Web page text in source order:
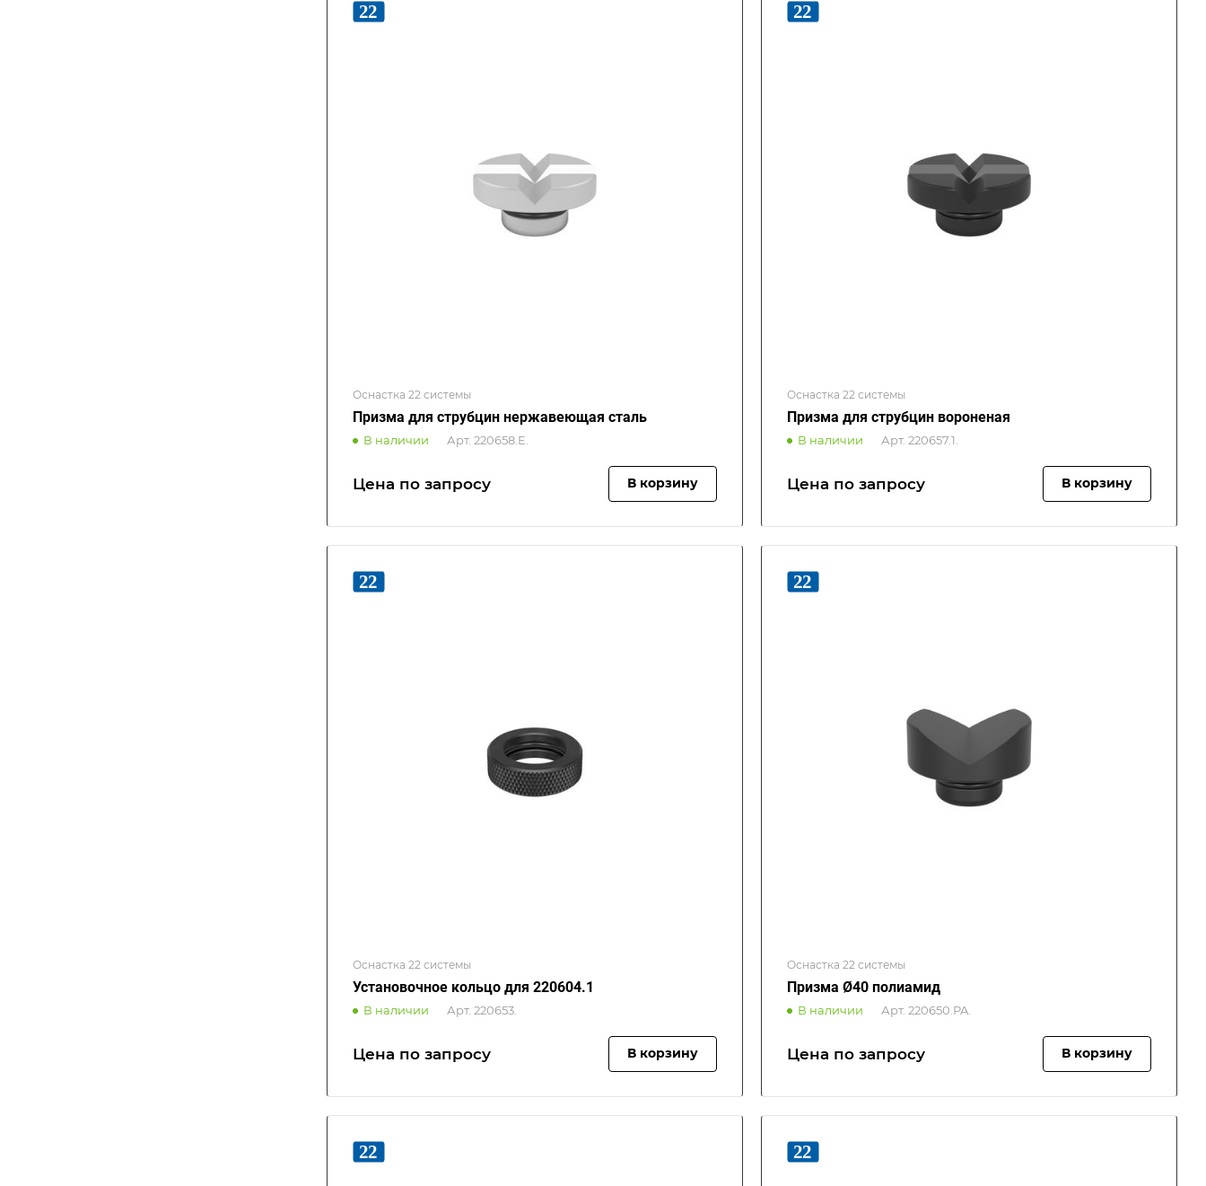
Оснастка 22 системы
Призма для струбцин нержавеющая сталь
В наличии Арт. 220658.E.
Цена по запросу В корзину
Оснастка 22 системы
Призма для струбцин вороненая
В наличии Арт. 220657.1.
Цена по запросу В корзину
Оснастка 22 системы
Установочное кольцо для 220604.1
В наличии Арт. 220653.
Цена по запросу В корзину
Оснастка 22 системы
Призма Ø40 полиамид
В наличии Арт. 220650.PA.
Цена по запросу В корзину